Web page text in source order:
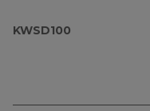
KWSD100